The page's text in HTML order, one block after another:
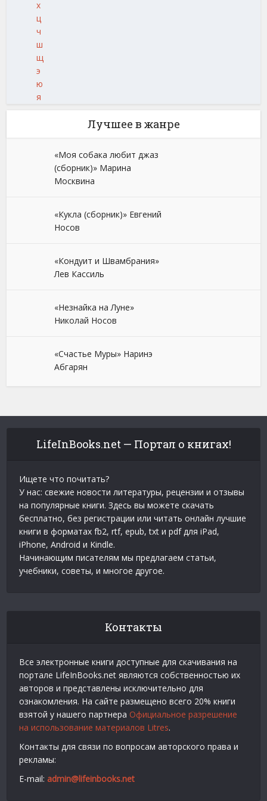
х
ц
ч
ш
щ
э
ю
я
Лучшее в жанре
«Моя собака любит джаз
(сборник)» Марина
Москвина
«Кукла (сборник)» Евгений
Носов
«Кондуит и Швамбрания»
Лев Кассиль
«Незнайка на Луне»
Николай Носов
«Счастье Муры» Наринэ
Абгарян
LifeInBooks.net — Портал о книгах!
Ищете что почитать?
У нас: свежие новости литературы, рецензии и отзывы
на популярные книги. Здесь вы можете скачать
бесплатно, без регистрации или читать онлайн лучшие
книги в форматах fb2, rtf, epub, txt и pdf для iPad,
iPhone, Android и Kindle.
Начинающим писателям мы предлагаем статьи,
учебники, советы, и многое другое.
Контакты
Все электронные книги доступные для скачивания на
портале LifeInBooks.net являются собственностью их
авторов и представлены исключительно для
ознакомления. На сайте размещено всего 20% книги
взятой у нашего партнера Официальное разрешение
на использование материалов Litres.
Контакты для связи по вопросам авторского права и
рекламы:
E-mail: admin@lifeinbooks.net